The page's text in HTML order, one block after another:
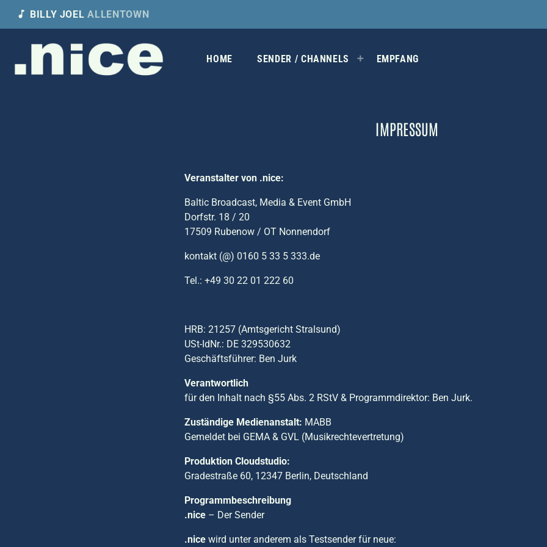
music_note BILLY JOEL ALLENTOWN
HOME SENDER / CHANNELS EMPFANG
IMPRESSUM
Veranstalter von .nice:
Baltic Broadcast, Media & Event GmbH
Dorfstr. 18 / 20
17509 Rubenow / OT Nonnendorf
kontakt (@) 0160 5 33 5 333.de
Tel.: +49 30 22 01 222 60
HRB: 21257 (Amtsgericht Stralsund)
USt-IdNr.: DE 329530632
Geschäftsführer: Ben Jurk
Verantwortlich
für den Inhalt nach §55 Abs. 2 RStV & Programmdirektor: Ben Jurk.
Zuständige Medienanstalt: MABB
Gemeldet bei GEMA & GVL (Musikrechtevertretung)
Produktion Cloudstudio:
Gradestraße 60, 12347 Berlin, Deutschland
Programmbeschreibung
.nice – Der Sender
.nice wird unter anderem als Testsender für neue: